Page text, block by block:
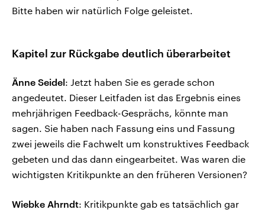
Bitte haben wir natürlich Folge geleistet.
Kapitel zur Rückgabe deutlich überarbeitet
Änne Seidel: Jetzt haben Sie es gerade schon
angedeutet. Dieser Leitfaden ist das Ergebnis eines
mehrjährigen Feedback-Gesprächs, könnte man
sagen. Sie haben nach Fassung eins und Fassung
zwei jeweils die Fachwelt um konstruktives Feedback
gebeten und das dann eingearbeitet. Was waren die
wichtigsten Kritikpunkte an den früheren Versionen?
Wiebke Ahrndt: Kritikpunkte gab es tatsächlich gar